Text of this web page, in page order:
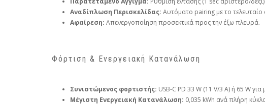
Αναδίπλωση Περισκελίδας: Αυτόματο pairing με το
Αφαίρεση: Απενεργοποίηση προσεκτικά προς την έξω πλευρά.
Φόρτιση & Ενεργειακή Κατανάλωση
Συνιστώμενος φορτιστής: USB-C PD 33 W (11 V/3 A) ή 65 W
Μέγιστη Ενεργειακή Κατανάλωση: 0,035 kWh ανά πλήρη